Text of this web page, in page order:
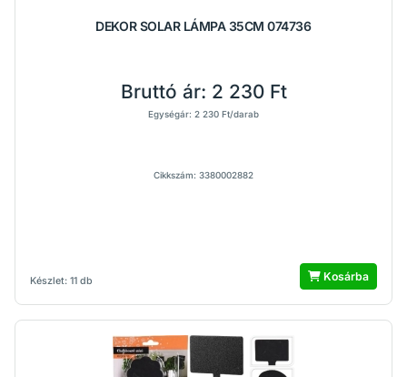
DEKOR SOLAR LÁMPA 35CM 074736
Készlet: 11 db
Bruttó ár: 2 230 Ft
Egységár: 2 230 Ft/darab
Cikkszám: 3380002882
Kosárba